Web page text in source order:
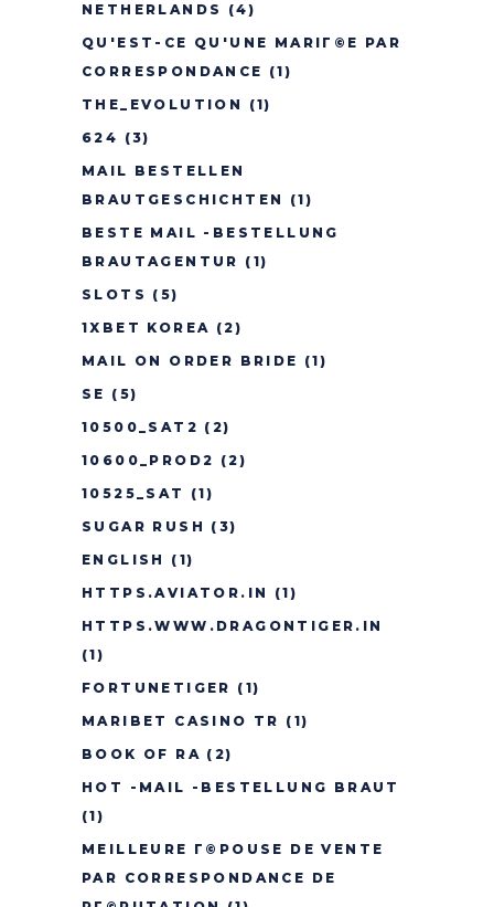
NETHERLANDS
(4)
QU'EST-CE QU'UNE MARIГ©E PAR
CORRESPONDANCE (1)
THE_EVOLUTION
(1)
624 (3)
MAIL BESTELLEN
BRAUTGESCHICHTEN
(1)
BESTE MAIL -BESTELLUNG
BRAUTAGENTUR (1)
SLOTS (5)
1XBET KOREA (2)
MAIL ON ORDER BRIDE (1)
SE (5)
10500_SAT2 (2)
10600_PROD2 (2)
10525_SAT
(1)
SUGAR RUSH (3)
ENGLISH
(1)
HTTPS.AVIATOR.IN
(1)
HTTPS.WWW.DRAGONTIGER.IN
(1)
FORTUNETIGER (1)
MARIBET CASINO TR (1)
BOOK OF RA (2)
HOT -MAIL -BESTELLUNG BRAUT
(1)
MEILLEURE Г©POUSE DE VENTE
PAR CORRESPONDANCE DE